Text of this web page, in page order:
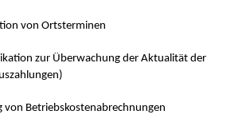
von Ortsterminen
zur Überwachung der Aktualität der
Betriebskostenabrechnungen